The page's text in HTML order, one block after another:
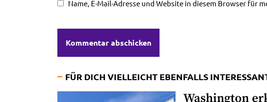
Name, E-Mail-Adresse und Website in diesem Browser für
FÜR DICH VIELLEICHT EBENFALLS
Washington